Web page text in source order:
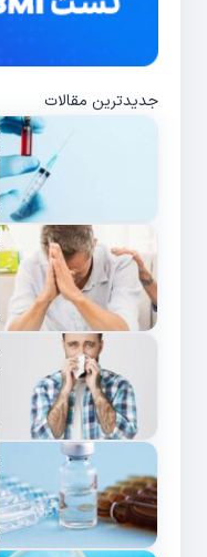
جدیدترین مقالات